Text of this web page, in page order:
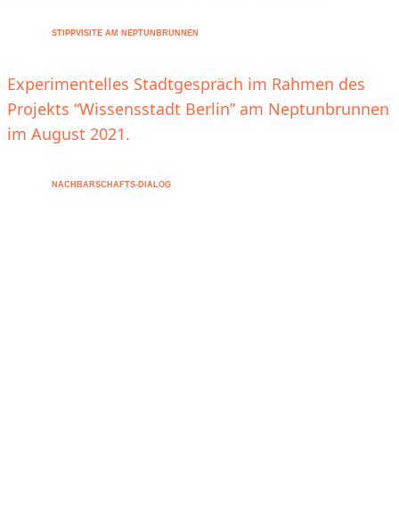
STIPPVISITE AM NEPTUNBRUNNEN
Experimentelles Stadtgespräch im Rahmen des
Projekts “Wissensstadt Berlin” am Neptunbrunnen
im August 2021.
NACHBARSCHAFTS-DIALOG